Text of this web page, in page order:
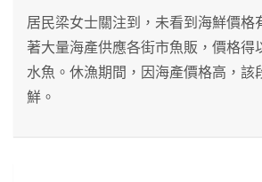
居民梁女士關注到，未看到海鮮價格
著大量海產供應各街市魚販，價格得
水魚。休漁期間，因海產價格高，該
鮮。